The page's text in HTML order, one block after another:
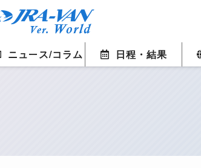
ニュース/コラム 日程・結果